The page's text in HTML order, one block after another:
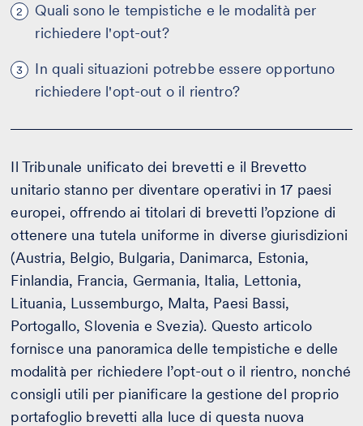
2
Quali sono le tempistiche e le modalità per
richiedere l'opt-out?
3
In quali situazioni potrebbe essere opportuno
richiedere l'opt-out o il rientro?
Il Tribunale unificato dei brevetti e il Brevetto
unitario stanno per diventare operativi in 17 paesi
europei, offrendo ai titolari di brevetti l’opzione di
ottenere una tutela uniforme in diverse giurisdizioni
(Austria, Belgio, Bulgaria, Danimarca, Estonia,
Finlandia, Francia, Germania, Italia, Lettonia,
Lituania, Lussemburgo, Malta, Paesi Bassi,
Portogallo, Slovenia e Svezia). Questo articolo
fornisce una panoramica delle tempistiche e delle
modalità per richiedere l’opt-out o il rientro, nonché
consigli utili per pianificare la gestione del proprio
portafoglio brevetti alla luce di questa nuova